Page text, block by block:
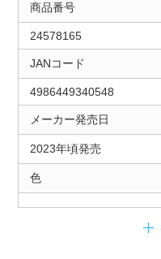
商品番号
24578165
JANコード
4986449340548
メーカー発売日
2023年頃発売
色